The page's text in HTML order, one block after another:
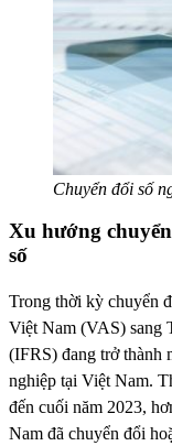
Chuyển đổi số
Xu hướng
số
Trong thời kỳ chuyển
Việt Nam (VAS) sang
(IFRS) đang trở thành
nghiệp tại Việt Nam.
đến cuối năm 2023,
Nam đã chuyển đổi